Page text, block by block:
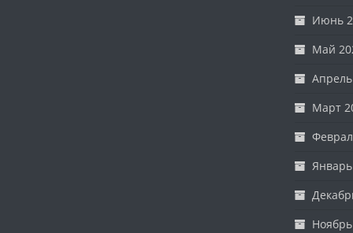
Июнь
Май
Март